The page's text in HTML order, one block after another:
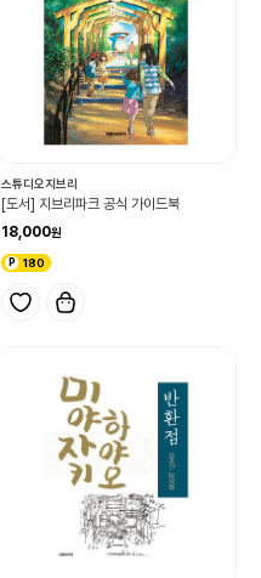
스튜디오지브리
[도서] 지브리파크 공식 가이드북
18,000
180